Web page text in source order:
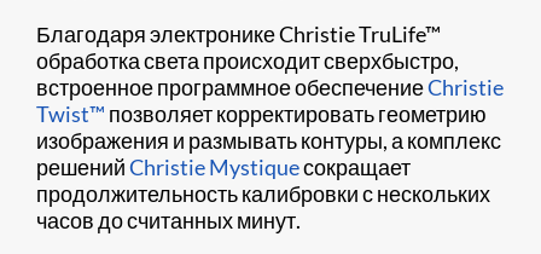
Благодаря электронике Christie TruLife™
обработка света происходит сверхбыстро,
встроенное программное обеспечениеChristie
Twist™ позволяет корректировать геометрию
изображения и размывать контуры, а комплекс
решенийChristie Mystiqueсокращает
продолжительность калибровки с нескольких
часов до считанных минут.